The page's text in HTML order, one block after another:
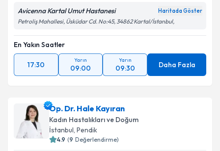
Avicenna Kartal Umut Hastanesi Haritada Göster
Petroliş Mahallesi, Üsküdar Cd. No:45, 34862 Kartal/İstanbul,
En Yakın Saatler
17:30
Yarın
09:00
Yarın
09:30 Daha Fazla
Op. Dr. Hale Kayıran
Kadın Hastalıkları ve Doğum
İstanbul, Pendik
4.9 (9 Değerlendirme)